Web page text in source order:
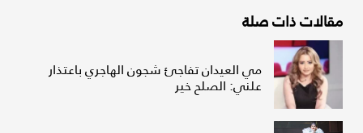
مقالات ذات صلة
مي العيدان تفاجئ شجون الهاجري باعتذار
علني: الصلح خير